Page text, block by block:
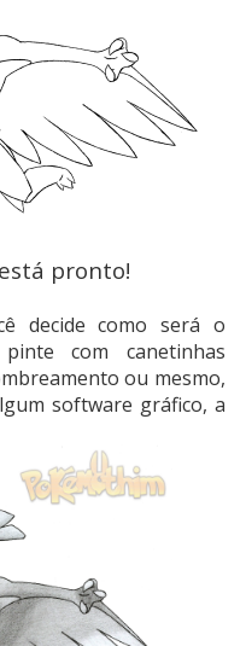
pronto!
decide como será o
com canetinhas
ou mesmo,
software gráfico, a